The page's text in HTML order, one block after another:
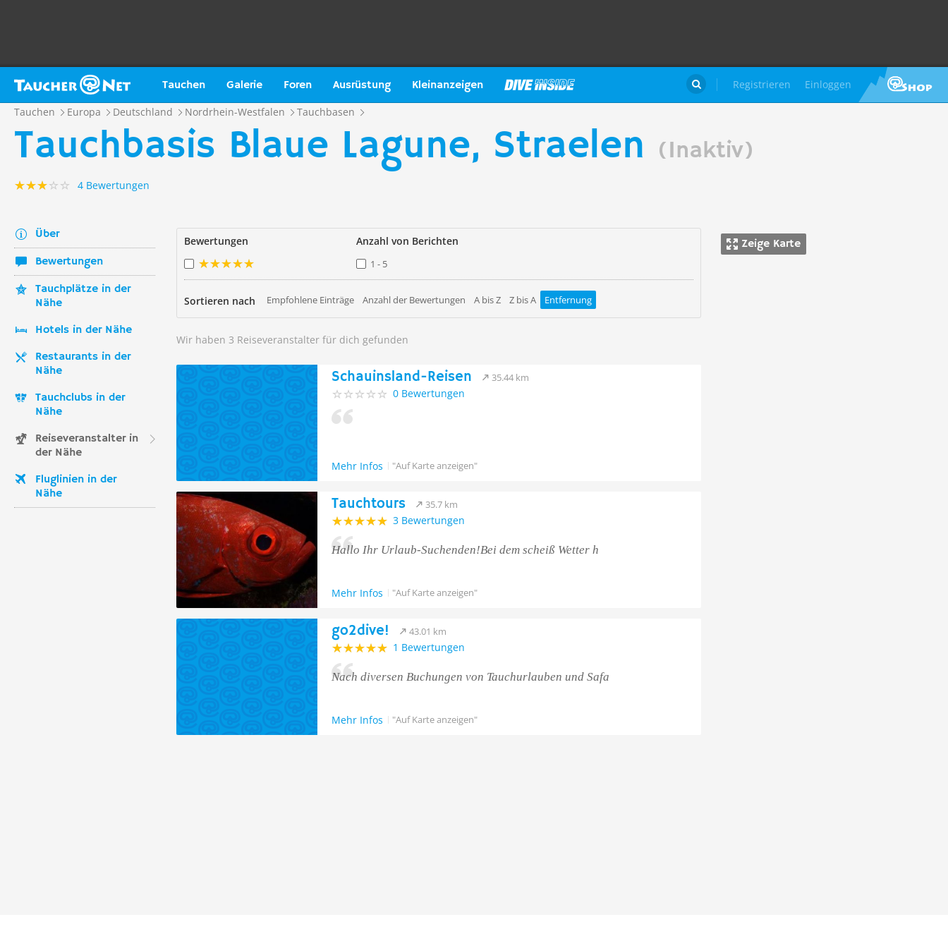
Tauchen Galerie Foren Ausrüstung Kleinanzeigen Registrieren Einloggen

Tauchen Europa Deutschland Nordrhein-Westfalen Tauchbasen
Tauchbasis Blaue Lagune, Straelen (Inaktiv)
4 Bewertungen
Über
Bewertungen
Tauchplätze in der
Nähe
Hotels in der Nähe
Restaurants in der
Nähe
Tauchclubs in der
Nähe
Reiseveranstalter in
der Nähe
Fluglinien in der
Nähe
Zeige Karte
Bewertungen Anzahl von Berichten
1 - 5
Sortieren nach Empfohlene Einträge Anzahl der Bewertungen A bis Z Z bis A Entfernung
Wir haben 3 Reiseveranstalter für dich gefunden
Schauinsland-Reisen 35.44 km
0 Bewertungen
Mehr Infos "Auf Karte anzeigen"
Tauchtours 35.7 km
3 Bewertungen
Hallo Ihr Urlaub-Suchenden!Bei dem scheiß Wetter h
Mehr Infos "Auf Karte anzeigen"
go2dive! 43.01 km
1 Bewertungen
Nach diversen Buchungen von Tauchurlauben und Safa
Mehr Infos "Auf Karte anzeigen"